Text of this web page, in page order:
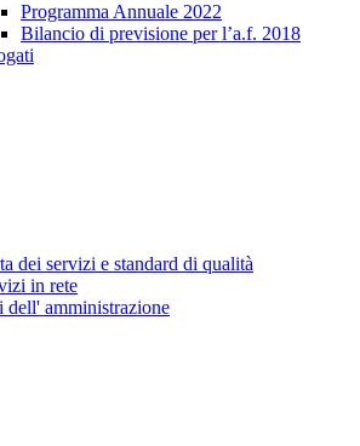
Programma Annuale 2022
Bilancio di previsione per l’a.f. 2018
dei servizi e standard di qualità
in rete
dell' amministrazione